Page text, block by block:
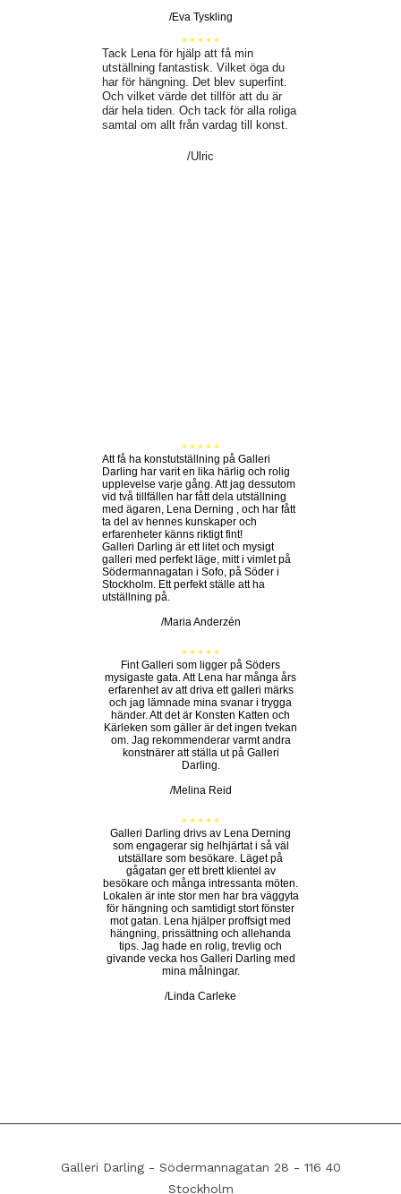
/Eva Tyskling
* * * * *
Tack Lena för hjälp att få min
utställning fantastisk. Vilket öga du
har för hängning. Det blev superfint.
Och vilket värde det tillför att du är
där hela tiden. Och tack för alla roliga
samtal om allt från vardag till konst.
/Ulric
* * * * *
Att få ha konstutställning på Galleri
Darling har varit en lika härlig och rolig
upplevelse varje gång. Att jag dessutom
vid två tillfällen har fått dela utställning
med ägaren, Lena Derning , och har fått
ta del av hennes kunskaper och
erfarenheter känns riktigt fint!
Galleri Darling är ett litet och mysigt
galleri med perfekt läge, mitt i vimlet på
Södermannagatan i Sofo, på Söder i
Stockholm. Ett perfekt ställe att ha
utställning på.
/Maria Anderzén
* * * * *
Fint Galleri som ligger på Söders
mysigaste gata. Att Lena har många års
erfarenhet av att driva ett galleri märks
och jag lämnade mina svanar i trygga
händer. Att det är Konsten Katten och
Kärleken som gäller är det ingen tvekan
om. Jag rekommenderar varmt andra
konstnärer att ställa ut på Galleri
Darling.
/Melina Reid
* * * * *
Galleri Darling drivs av Lena Derning
som engagerar sig helhjärtat i så väl
utställare som besökare. Läget på
gågatan ger ett brett klientel av
besökare och många intressanta möten.
Lokalen är inte stor men har bra väggyta
för hängning och samtidigt stort fönster
mot gatan. Lena hjälper proffsigt med
hängning, prissättning och allehanda
tips. Jag hade en rolig, trevlig och
givande vecka hos Galleri Darling med
mina målningar.
/Linda Carleke
Galleri Darling - Södermannagatan 28 - 116 40
Stockholm